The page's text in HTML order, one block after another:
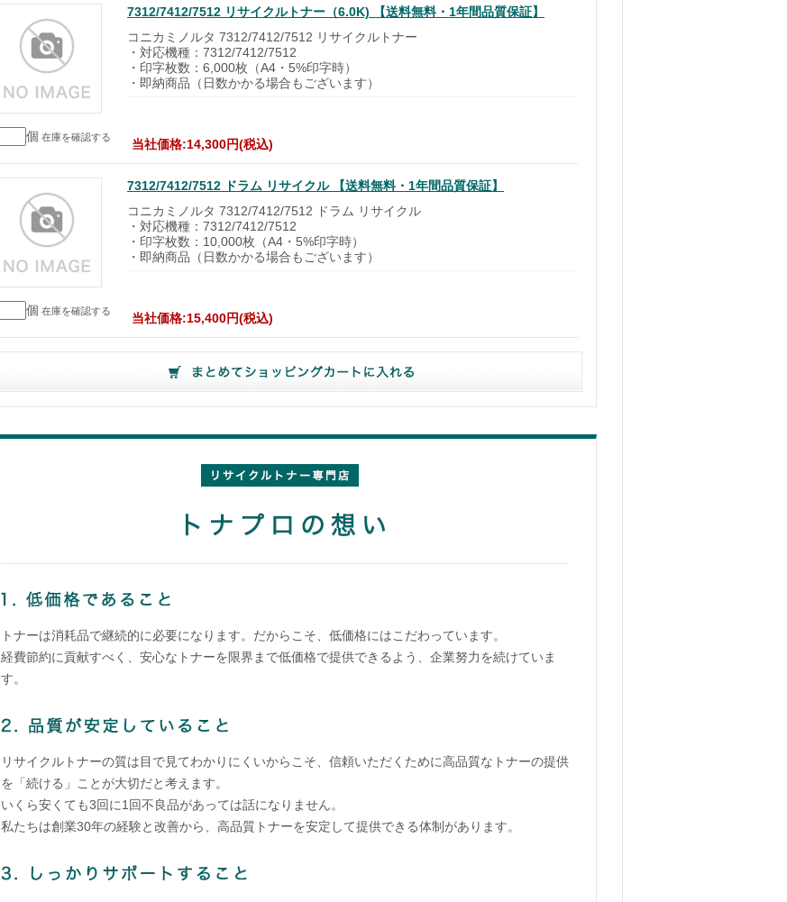
7312/7412/7512 リサイクルトナー（6.0K) 【送料無料・1年間品質保証】
コニカミノルタ 7312/7412/7512 リサイクルトナー
・対応機種：7312/7412/7512
・印字枚数：6,000枚（A4・5%印字時）
・即納商品（日数かかる場合もございます）
個 在庫を確認する
当社価格:14,300円(税込)
7312/7412/7512 ドラム リサイクル 【送料無料・1年間品質保証】
コニカミノルタ 7312/7412/7512 ドラム リサイクル
・対応機種：7312/7412/7512
・印字枚数：10,000枚（A4・5%印字時）
・即納商品（日数かかる場合もございます）
個 在庫を確認する
当社価格:15,400円(税込)
トナーは消耗品で継続的に必要になります。だからこそ、低価格にはこだわっています。
経費節約に貢献すべく、安心なトナーを限界まで低価格で提供できるよう、企業努力を続けていま
す。
リサイクルトナーの質は目で見てわかりにくいからこそ、信頼いただくために高品質なトナーの提供
を「続ける」ことが大切だと考えます。
いくら安くても3回に1回不良品があっては話になりません。
私たちは創業30年の経験と改善から、高品質トナーを安定して提供できる体制があります。